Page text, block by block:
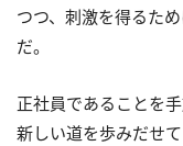
つつ、刺激を得るた
だ。
正社員であることを
新しい道を歩みだせ